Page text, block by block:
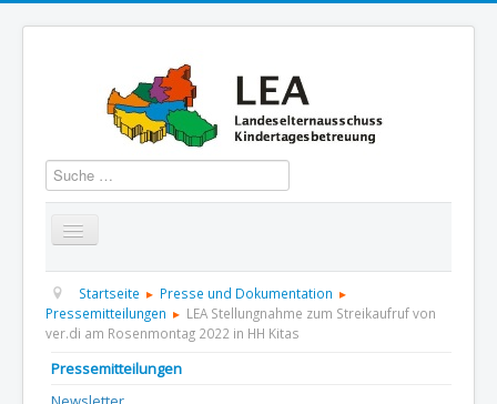
Suchen
Startseite Über uns Aktuelles Termine
Informationen GBS Presse und Dokumentation
Kontakt
Startseite
Presse und Dokumentation
Pressemitteilungen
LEA Stellungnahme zum Streikaufruf von
ver.di am Rosenmontag 2022 in HH Kitas
Pressemitteilungen